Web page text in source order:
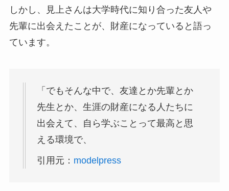
しかし、見上さんは大学時代に知り合った友人や
先輩に出会えたことが、財産になっていると語っ
ています。
「でもそんな中で、友達とか先輩とか
先生とか、生涯の財産になる人たちに
出会えて、自ら学ぶことって最高と思
える環境で、
引用元： modelpress